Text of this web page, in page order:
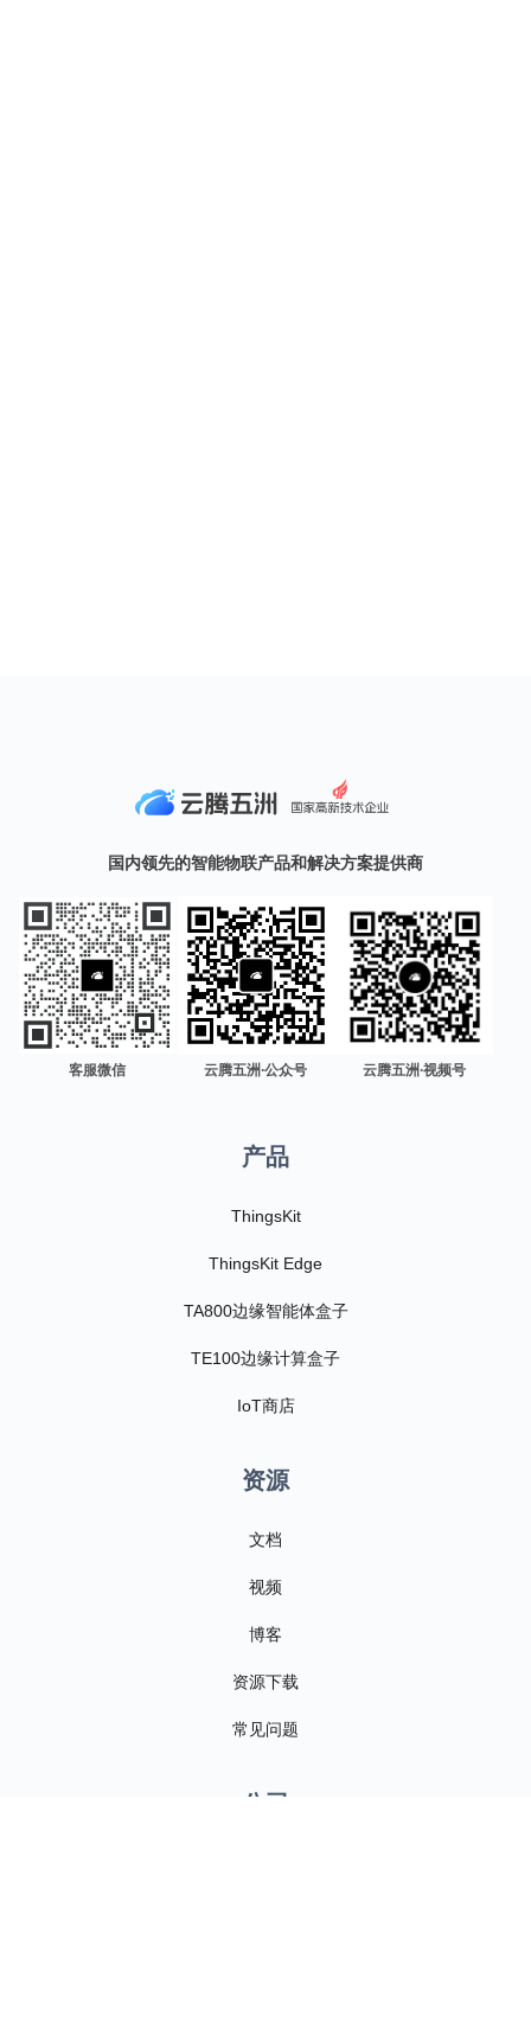
国内领先的智能物联产品和解决方案提供商
客服微信 云腾五洲·公众号 云腾五洲·视频号
产品
ThingsKit
ThingsKit Edge
TA800边缘智能体盒子
TE100边缘计算盒子
IoT商店
资源
文档
视频
博客
资源下载
常见问题
公司